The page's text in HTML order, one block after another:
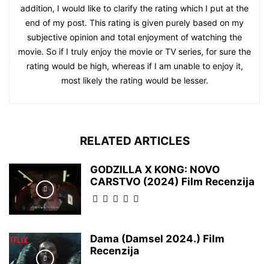
addition, I would like to clarify the rating which I put at the
end of my post. This rating is given purely based on my
subjective opinion and total enjoyment of watching the
movie. So if I truly enjoy the movie or TV series, for sure the
rating would be high, whereas if I am unable to enjoy it,
most likely the rating would be lesser.
RELATED ARTICLES
GODZILLA X KONG: NOVO
CARSTVO (2024) Film Recenzija
Dama (Damsel 2024.) Film
Recenzija